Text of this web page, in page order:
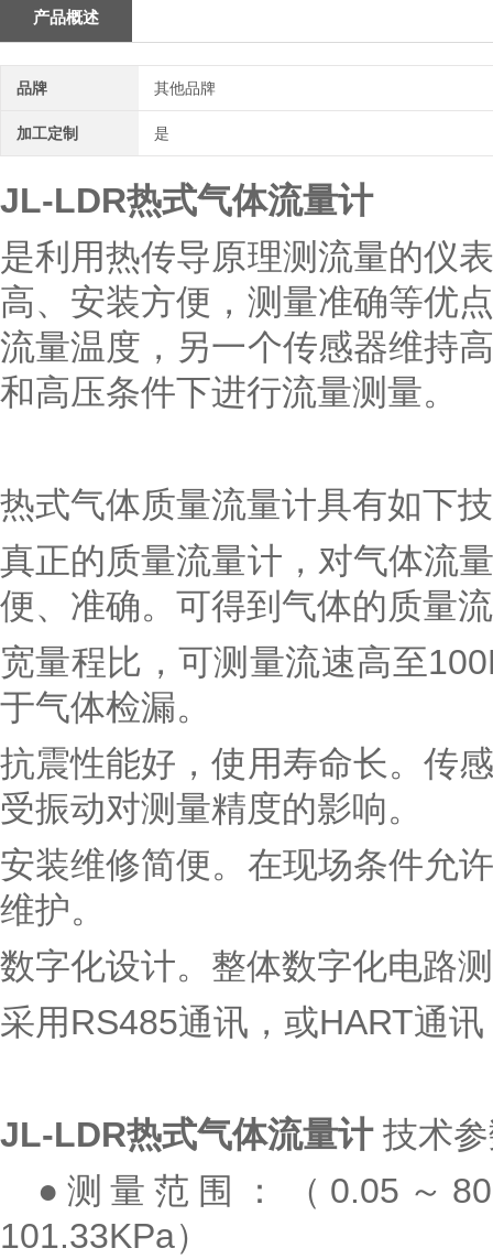
产品概述
品牌 其他品牌
加工定制 是
JL-LDR热式气体流量计
是利用热传导原理测流量的仪
高、安装方便，测量准确等优
流量温度，另一个传感器维持
和高压条件下进行流量测量。
热式气体质量流量计具有如下
真正的质量流量计，对气体流
便、准确。可得到气体的质量
宽量程比，可测量流速高至
于气体检漏。
抗震性能好，使用寿命长。传
受振动对测量精度的影响。
安装维修简便。在现场条件允
维护。
数字化设计。整体数字化电路
采用RS485通讯，或HART通
JL-LDR热式气体流量计技术
●测量范围：（0.05～
101.33KPa）